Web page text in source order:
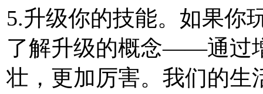
5.升级你的技能。如果你
了解升级的概念——通过
壮，更加厉害。我们的生